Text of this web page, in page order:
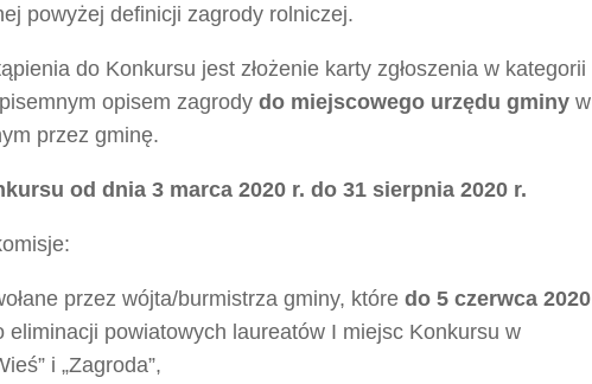
powyżej definicji zagrody rolniczej.
do Konkursu jest złożenie karty zgłoszenia w kategorii
opisem zagrody do miejscowego urzędu gminy w
przez gminę.
od dnia 3 marca 2020 r. do 31 sierpnia 2020 r.
przez wójta/burmistrza gminy, które do 5 czerwca 2020
eliminacji powiatowych laureatów I miejsc Konkursu w
i „Zagroda”,